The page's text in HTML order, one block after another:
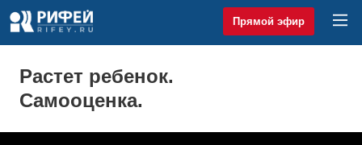
Прямой эфир
Растет ребенок.
Самооценка.